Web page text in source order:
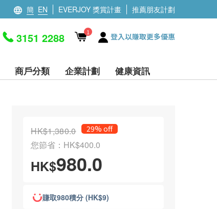
簡 EN EVERJOY 獎賞計畫 推薦朋友計劃
3151 2288 1 登入以賺取更多優惠
商戶分類 企業計劃 健康資訊
HK$1,380.0 29% off
您節省：HK$400.0
HK$980.0
賺取980積分 (HK$9)